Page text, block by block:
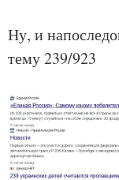
Ну, и
тему 239/923